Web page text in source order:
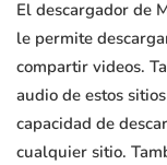
El descargador de
le permite
compartir videos.
audio de estos
capacidad de
cualquier sitio.